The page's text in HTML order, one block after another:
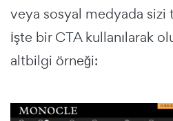
veya sosyal medyada
İşte bir CTA kullanılarak
altbilgi örneği: